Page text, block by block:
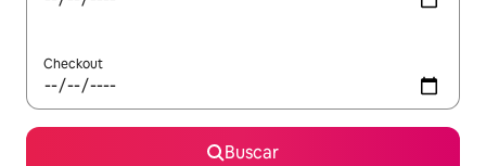
Checkout
Buscar